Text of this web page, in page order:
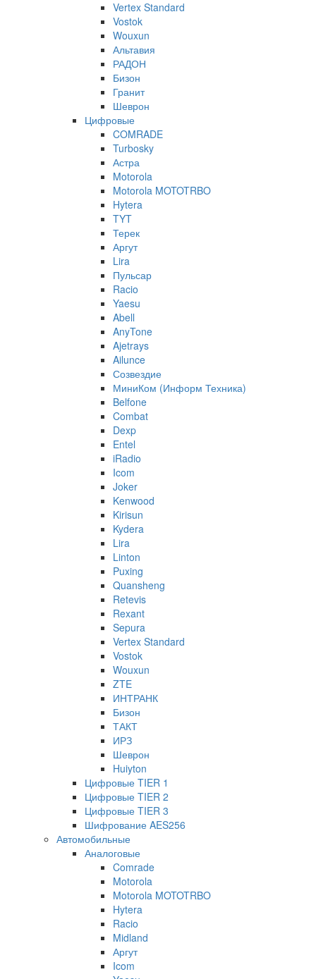
Vertex Standard
Vostok
Wouxun
Альтавия
РАДОН
Бизон
Гранит
Шеврон
Цифровые
COMRADE
Turbosky
Астра
Motorola
Motorola MOTOTRBO
Hytera
TYT
Терек
Аргут
Lira
Пульсар
Racio
Yaesu
Abell
AnyTone
Ajetrays
Ailunce
Созвездие
МиниКом (Информ Техника)
Belfone
Combat
Dexp
Entel
iRadio
Icom
Joker
Kenwood
Kirisun
Kydera
Lira
Linton
Puxing
Quansheng
Retevis
Rexant
Sepura
Vertex Standard
Vostok
Wouxun
ZTE
ИНТРАНК
Бизон
ТАКТ
ИРЗ
Шеврон
Huiyton
Цифровые TIER 1
Цифровые TIER 2
Цифровые TIER 3
Шифрование AES256
Автомобильные
Аналоговые
Comrade
Motorola
Motorola MOTOTRBO
Hytera
Racio
Midland
Аргут
Icom